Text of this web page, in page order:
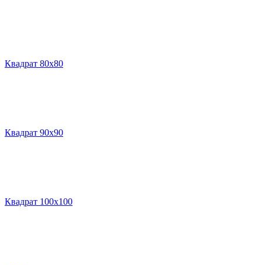
Квадрат 80х80
Квадрат 90х90
Квадрат 100х100